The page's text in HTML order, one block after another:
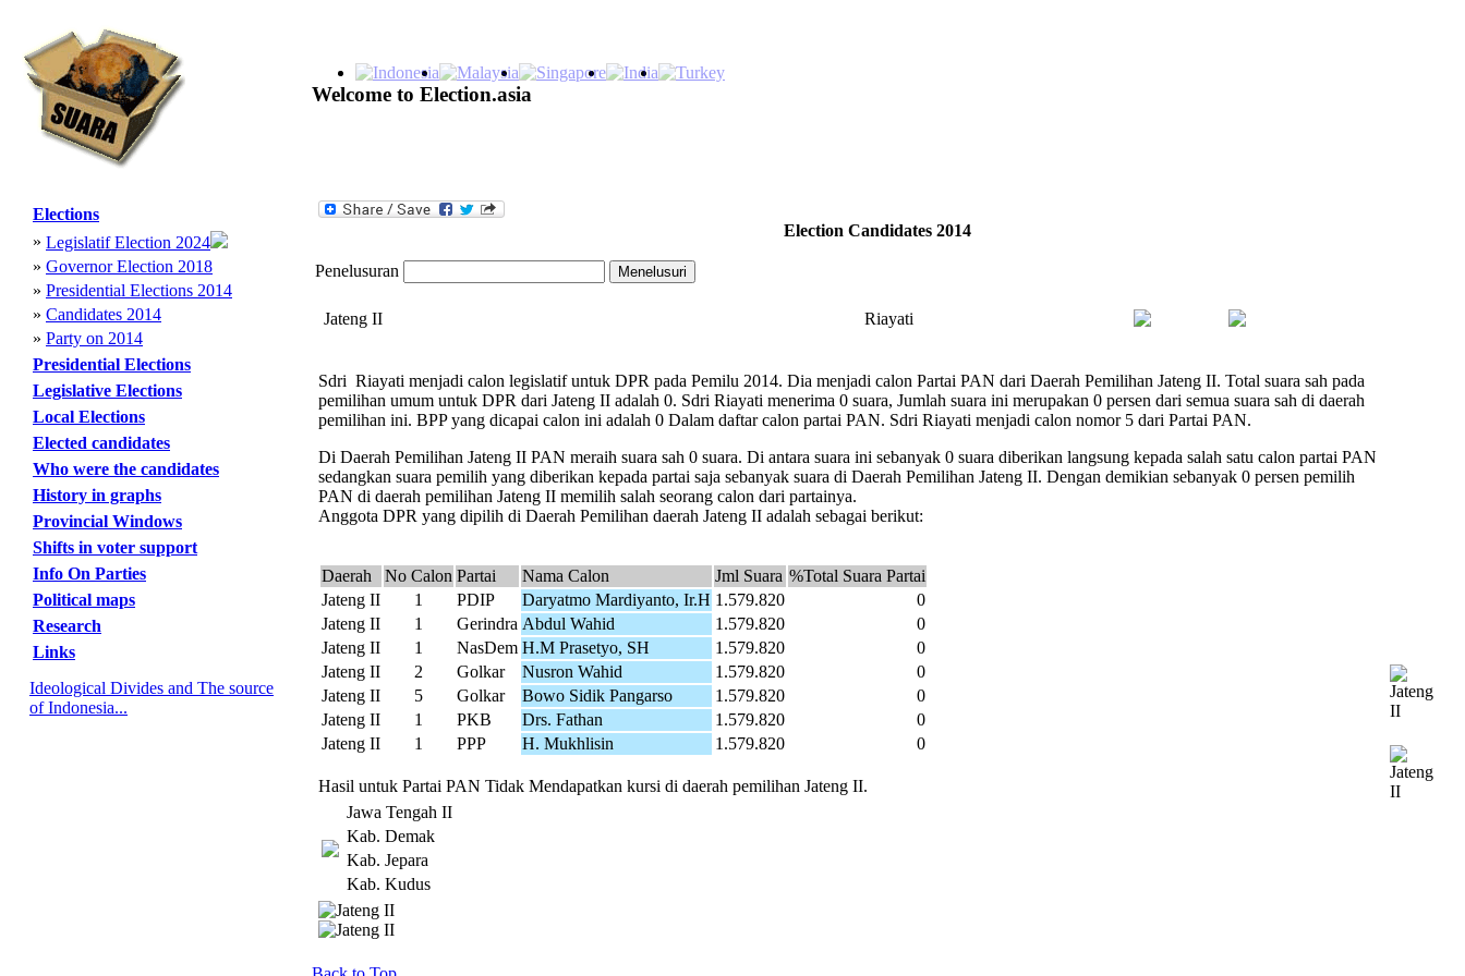
Welcome to Election.asia
Elections
» Legislatif Election 2024
» Governor Election 2018
» Presidential Elections 2014
» Candidates 2014
» Party on 2014
Presidential Elections
Legislative Elections
Local Elections
Elected candidates
Who were the candidates
History in graphs
Provincial Windows
Shifts in voter support
Info On Parties
Political maps
Research
Links
Ideological Divides and The source
of Indonesia...
Election Candidates 2014
Penelusuran
Jateng II Riayati
Sdri Riayati menjadi calon legislatif untuk DPR pada Pemilu 2014. Dia menjadi calon Partai PAN dari Daerah Pemilihan Jateng II. Total suara sah pada
pemilihan umum untuk DPR dari Jateng II adalah 0. Sdri Riayati menerima 0 suara, Jumlah suara ini merupakan 0 persen dari semua suara sah di daerah
pemilihan ini. BPP yang dicapai calon ini adalah 0 Dalam daftar calon partai PAN. Sdri Riayati menjadi calon nomor 5 dari Partai PAN.
Di Daerah Pemilihan Jateng II PAN meraih suara sah 0 suara. Di antara suara ini sebanyak 0 suara diberikan langsung kepada salah satu calon partai PAN
sedangkan suara pemilih yang diberikan kepada partai saja sebanyak suara di Daerah Pemilihan Jateng II. Dengan demikian sebanyak 0 persen pemilih
PAN di daerah pemilihan Jateng II memilih salah seorang calon dari partainya.
Anggota DPR yang dipilih di Daerah Pemilihan daerah Jateng II adalah sebagai berikut:
Daerah No Calon Partai Nama Calon Jml Suara %Total Suara Partai
Jateng II
1 PDIP Daryatmo Mardiyanto, Ir.H 1.579.820
0
Jateng II
1 Gerindra Abdul Wahid 1.579.820
0
Jateng II
1 NasDem H.M Prasetyo, SH 1.579.820
0
Jateng II
2 Golkar Nusron Wahid 1.579.820
0
Jateng II
5 Golkar Bowo Sidik Pangarso 1.579.820
0
Jateng II
1 PKB Drs. Fathan 1.579.820
0
Jateng II
1 PPP H. Mukhlisin 1.579.820 0
Hasil untuk Partai PAN Tidak Mendapatkan kursi di daerah pemilihan Jateng II.
Jawa Tengah II
Kab. Demak
Kab. Jepara
Kab. Kudus